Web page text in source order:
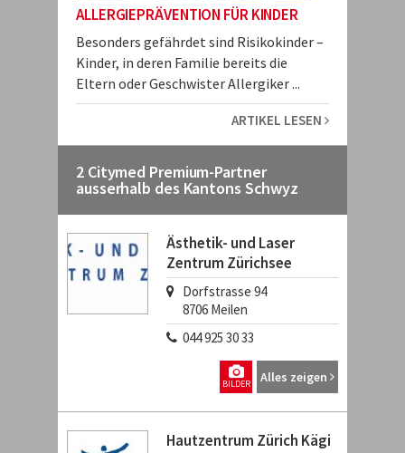
ALLERGIEPRÄVENTION FÜR KINDER
Besonders gefährdet sind Risikokinder –
Kinder, in deren Familie bereits die
Eltern oder Geschwister Allergiker ...
ARTIKEL LESEN
2 Citymed Premium-Partner
ausserhalb des Kantons Schwyz
Ästhetik- und Laser
Zentrum Zürichsee
Dorfstrasse 94
8706 Meilen
044 925 30 33
Alles zeigen
BILDER
Hautzentrum Zürich Kägi